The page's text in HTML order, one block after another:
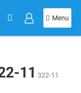
11 322-11